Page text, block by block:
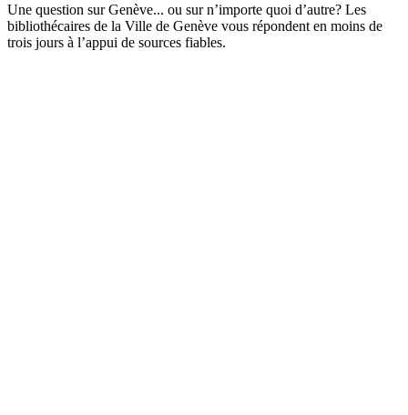
Une question sur Genève... ou sur n’importe quoi d’autre? Les
bibliothécaires de la Ville de Genève vous répondent en moins de
trois jours à l’appui de sources fiables.